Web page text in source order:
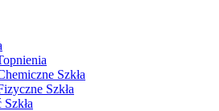
Szkła
Szkła